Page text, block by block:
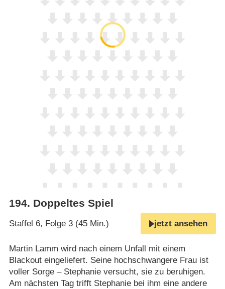
194. Doppeltes Spiel
Staffel 6, Folge 3 (45 Min.) jetzt ansehen
Martin Lamm wird nach einem Unfall mit einem
Blackout eingeliefert. Seine hochschwangere Frau ist
voller Sorge – Stephanie versucht, sie zu beruhigen.
Am nächsten Tag trifft Stephanie bei ihm eine andere